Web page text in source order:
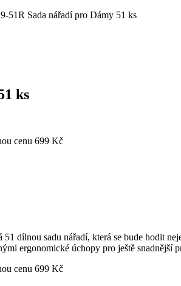
51R Sada nářadí pro Dámy 51 ks
ks
cenu 699 Kč
sadu nářadí, která se bude hodit
ergonomické úchopy pro ještě snadnější
cenu 699 Kč